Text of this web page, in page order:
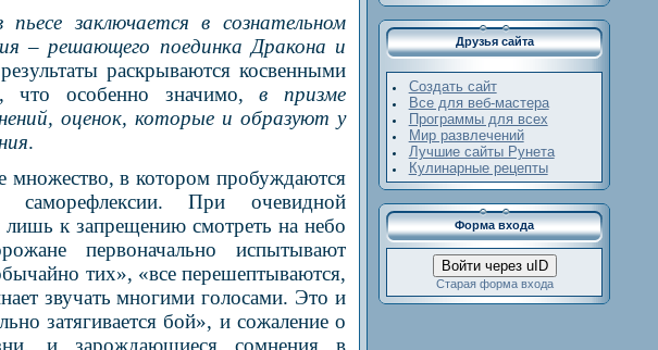
заключается в сознательном
– решающего поединка Дракона и
раскрываются косвенными
что особенно значимо,в призме
оценок, которые и образуют у
.
множество, в котором пробуждаются
саморефлексии. При очевидной
к запрещению смотреть на небо
первоначально испытывают
тих», «все перешептываются,
звучать многими голосами. Это и
затягивается бой», и сожаление о
и зарождающиеся сомнения в
Друзья сайта
Создать сайт
Все для веб-мастера
Программы для всех
Мир развлечений
Лучшие сайты Рунета
Кулинарные рецепты
Форма входа
Войти через uID
Старая форма входа